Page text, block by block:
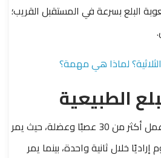
البلع بسرعة في المستقبل القريب؛
لماذا هي مهمة؟
الطبيعية
يمثل البلع وظيفة تتضمن عمل أكثر من 30 عصبًا وعضلة، حيث يمر
خلال ثانية واحدة، بينما يمر